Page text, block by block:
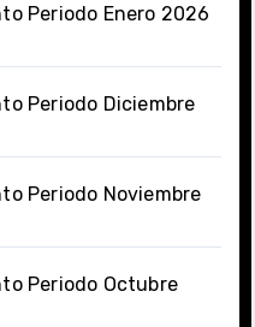
Periodo Enero 2026
Periodo Diciembre
Periodo Noviembre
Periodo Octubre